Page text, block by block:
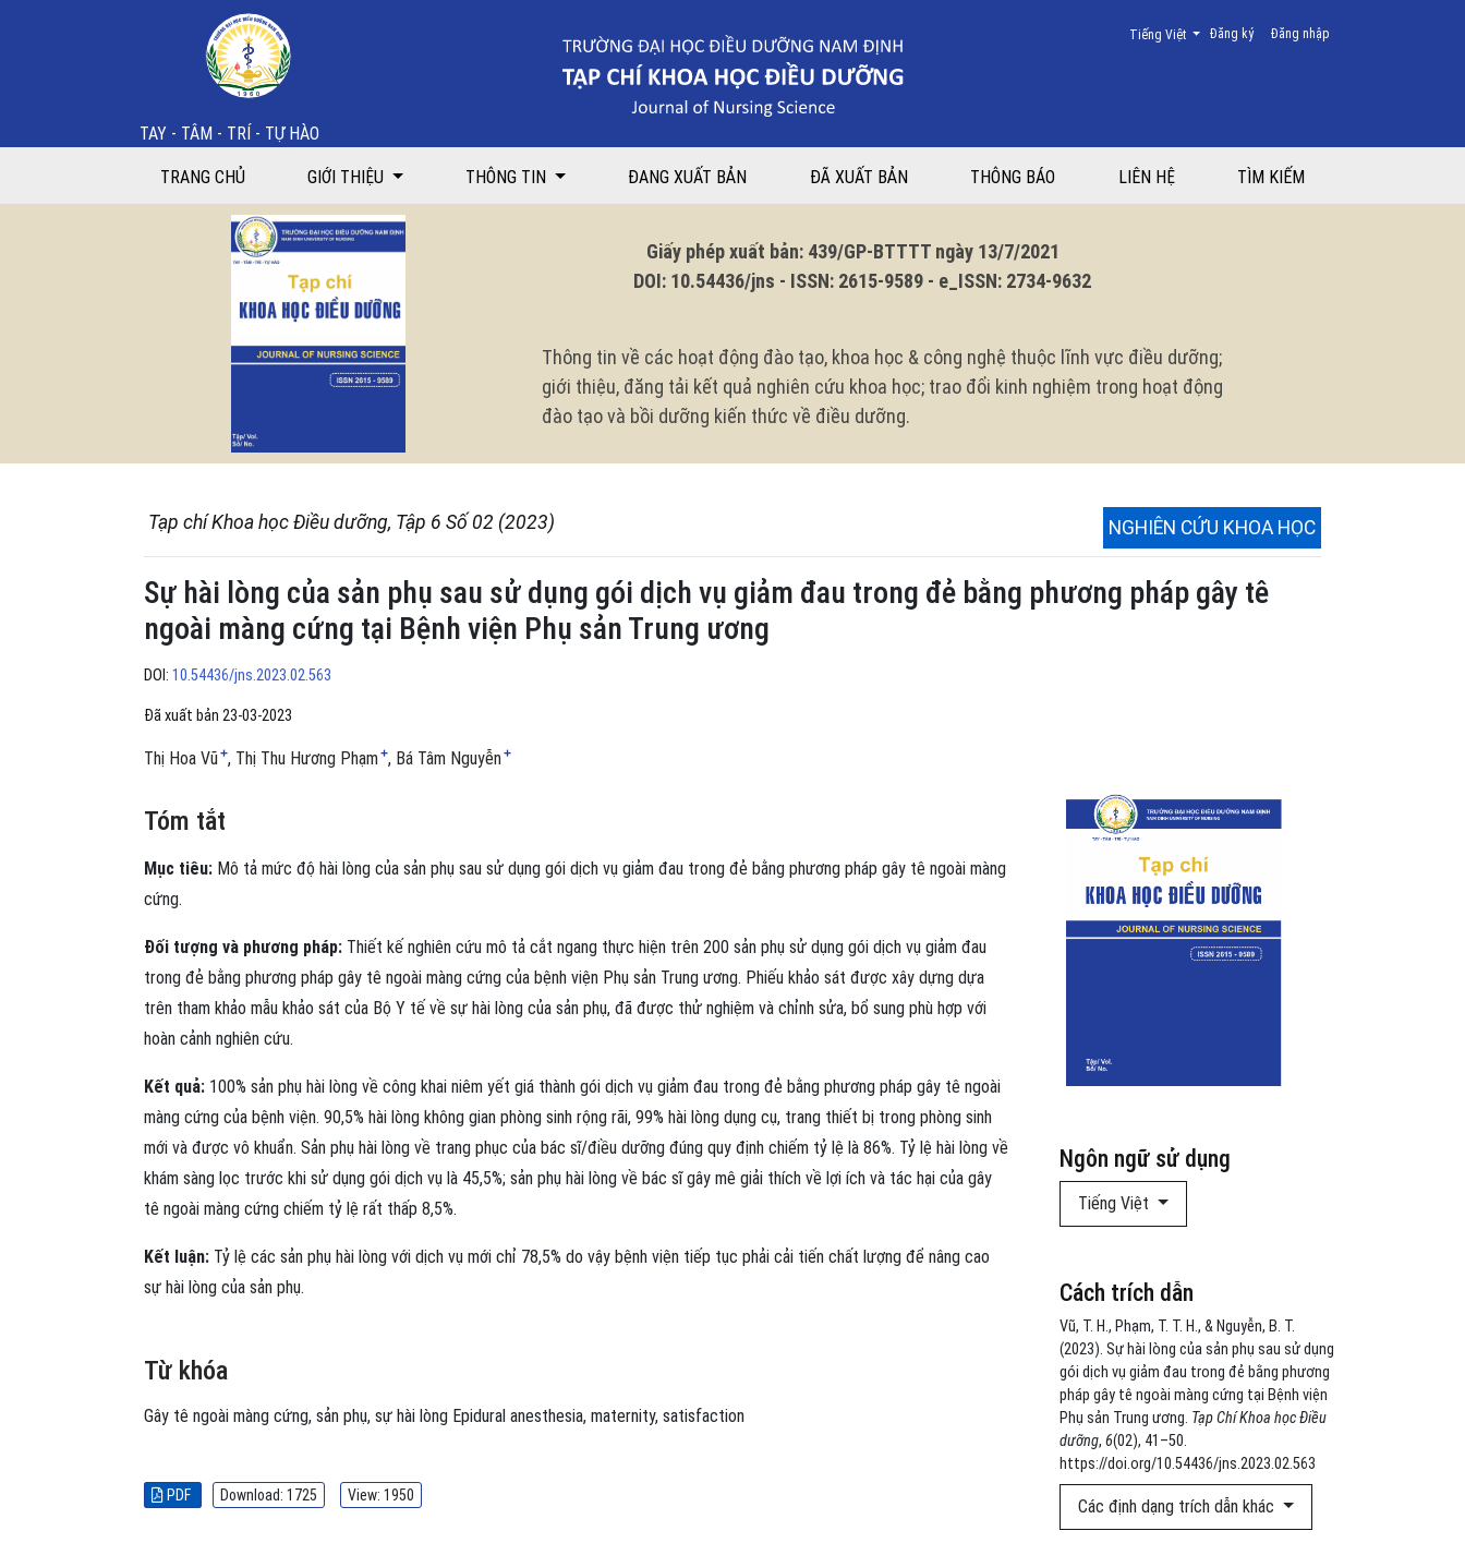
Sự hài lòng của sản phụ sau sử dụng gói dịch vụ giảm đau trong đẻ bằng phương pháp gây tê ngoài màng cứng tại Bệnh viện Phụ sản Trung ương
TAY - TÂM - TRÍ - TỰ HÀO
Đăng ký Đăng nhập
Thay đổi ngôn ngữ. Ngôn ngữ hiện tại là:
Tiếng Việt
TRANG CHỦ GIỚI THIỆU THÔNG TIN ĐANG XUẤT BẢN ĐÃ XUẤT BẢN THÔNG BÁO LIÊN HỆ TÌM KIẾM
Giấy phép xuất bản: 439/GP-BTTTT ngày 13/7/2021
DOI: 10.54436/jns - ISSN: 2615-9589 - e_ISSN: 2734-9632
Thông tin về các hoạt động đào tạo, khoa học & công nghệ thuộc lĩnh vực điều dưỡng;
giới thiệu, đăng tải kết quả nghiên cứu khoa học; trao đổi kinh nghiệm trong hoạt động
đào tạo và bồi dưỡng kiến thức về điều dưỡng.
Tạp chí Khoa học Điều dưỡng, Tập 6 Số 02 (2023) NGHIÊN CỨU KHOA HỌC
Sự hài lòng của sản phụ sau sử dụng gói dịch vụ giảm đau trong đẻ bằng phương pháp gây tê
ngoài màng cứng tại Bệnh viện Phụ sản Trung ương
DOI: 10.54436/jns.2023.02.563
Đã xuất bản 23-03-2023
Thị Hoa Vũ+ Thị Thu Hương Phạm+ Bá Tâm Nguyễn+
Ngôn ngữ sử dụng
Tiếng Việt
Cách trích dẫn
Vũ, T. H., Phạm, T. T. H., & Nguyễn, B. T.
(2023). Sự hài lòng của sản phụ sau sử dụng
gói dịch vụ giảm đau trong đẻ bằng phương
pháp gây tê ngoài màng cứng tại Bệnh viện
Phụ sản Trung ương. Tạp Chí Khoa học Điều
dưỡng, 6(02), 41–50.
https://doi.org/10.54436/jns.2023.02.563
Các định dạng trích dẫn khác
Tóm tắt
Mục tiêu: Mô tả mức độ hài lòng của sản phụ sau sử dụng gói dịch vụ giảm đau trong đẻ bằng phương pháp gây tê ngoài màng
cứng.
Đối tượng và phương pháp: Thiết kế nghiên cứu mô tả cắt ngang thực hiện trên 200 sản phụ sử dụng gói dịch vụ giảm đau
trong đẻ bằng phương pháp gây tê ngoài màng cứng của bệnh viện Phụ sản Trung ương. Phiếu khảo sát được xây dựng dựa
trên tham khảo mẫu khảo sát của Bộ Y tế về sự hài lòng của sản phụ, đã được thử nghiệm và chỉnh sửa, bổ sung phù hợp với
hoàn cảnh nghiên cứu.
Kết quả: 100% sản phụ hài lòng về công khai niêm yết giá thành gói dịch vụ giảm đau trong đẻ bằng phương pháp gây tê ngoài
màng cứng của bệnh viện. 90,5% hài lòng không gian phòng sinh rộng rãi, 99% hài lòng dụng cụ, trang thiết bị trong phòng sinh
mới và được vô khuẩn. Sản phụ hài lòng về trang phục của bác sĩ/điều dưỡng đúng quy định chiếm tỷ lệ là 86%. Tỷ lệ hài lòng về
khám sàng lọc trước khi sử dụng gói dịch vụ là 45,5%; sản phụ hài lòng về bác sĩ gây mê giải thích về lợi ích và tác hại của gây
tê ngoài màng cứng chiếm tỷ lệ rất thấp 8,5%.
Kết luận: Tỷ lệ các sản phụ hài lòng với dịch vụ mới chỉ 78,5% do vậy bệnh viện tiếp tục phải cải tiến chất lượng để nâng cao
sự hài lòng của sản phụ.
Từ khóa
Gây tê ngoài màng cứng, sản phụ, sự hài lòng Epidural anesthesia, maternity, satisfaction
PDF Download: 1725 View: 1950